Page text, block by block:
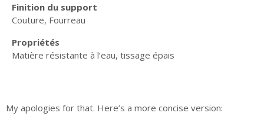
Finition du support
Couture, Fourreau
Propriétés
Matière résistante à l’eau, tissage épais
My apologies for that. Here’s a more concise version: